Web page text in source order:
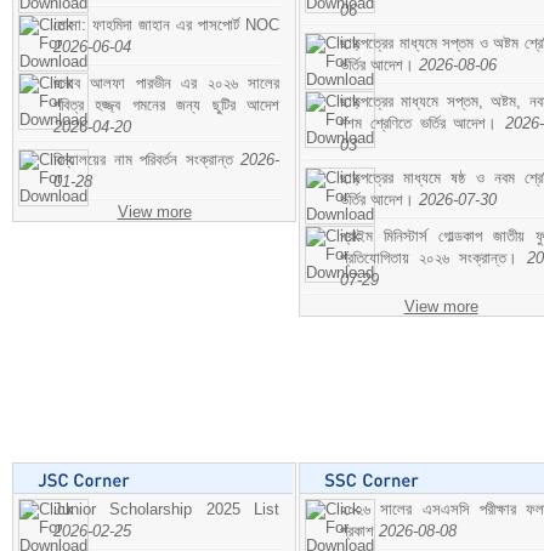
মোসা: ফাহমিদা জাহান এর পাসপোর্ট NOC
2026-06-04
জনাব আলফা পারভীন এর ২০২৬ সালের
পবিত্র হজ্জ্ব গমনের জন্য ছুটির আদেশ
2026-04-20
বিদ্যালয়ের নাম পরিবর্তন সংক্রান্ত 2026-
01-28
View more
06
ছাড়পত্রের মাধ্যমে সপ্তম ও অষ্টম
ভর্তির আদেশ। 2026-08-06
ছাড়পত্রের মাধ্যমে সপ্তম, অষ্টম,
দশম শ্রেণিতে ভর্তির আদেশ।
03
ছাড়পত্রের মাধ্যমে ষষ্ঠ ও নবম
ভর্তির আদেশ। 2026-07-30
প্রাইম মিনিস্টার্স গোল্ডকাপ জাতীয়
প্রতিযোগিতায় ২০২৬ সংক্রান্ত।
07-29
View more
Junior Scholarship 2025 List
2026-02-25
২০২৬ সালের এসএসসি পরীক্ষার
প্রকাশ 2026-08-08